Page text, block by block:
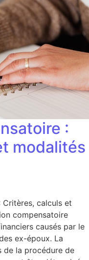
:
modalités
calculs et
compensatoire
causés par le
ex-époux. La
de la procédure de